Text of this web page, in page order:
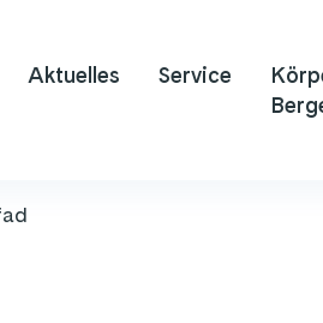
Aktuelles Service